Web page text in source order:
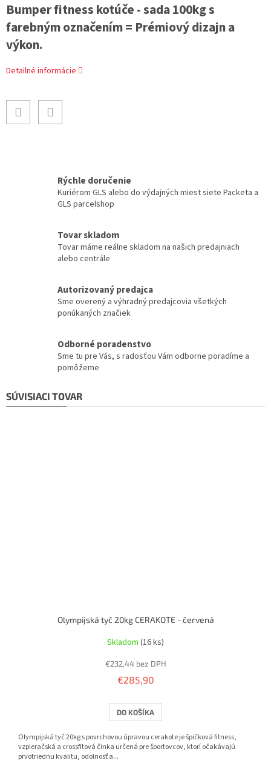
Bumper fitness kotúče - sada 100kg s
farebným označením = Prémiový dizajn a
výkon.
Detailné informácie
Rýchle doručenie
Kuriérom GLS alebo do výdajných miest siete Packeta a
GLS parcelshop
Tovar skladom
Tovar máme reálne skladom na našich predajniach
alebo centrále
Autorizovaný predajca
Sme overený a výhradný predajcovia všetkých
ponúkaných značiek
Odborné poradenstvo
Sme tu pre Vás, s radosťou Vám odborne poradíme a
pomôžeme
SÚVISIACI TOVAR
Olympijská tyč 20kg CERAKOTE - červená
Skladom (16 ks)
€232,44 bez DPH
€285,90
DO KOŠÍKA
Olympijská tyč 20kg s povrchovou úpravou cerakote je špičková fitness,
vzpieračská a crossfitová činka určená pre športovcov, ktorí očakávajú
prvotriednu kvalitu, odolnosť a...